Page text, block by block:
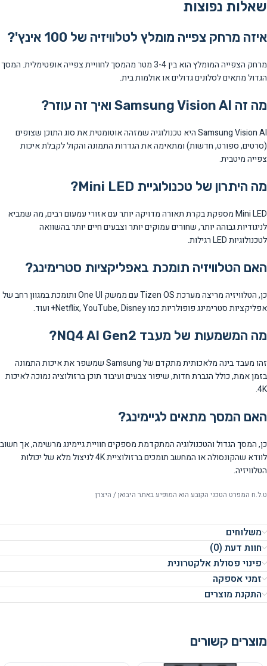
שאלות נפוצות
איזה מרחק צפייה מומלץ לטלוויזיה של 100 אינץ'?
מרחק הצפייה המומלץ הוא בין 3-4 מטר מהמסך לחוויית צפייה אופטימלית. המסך
הגדול מתאים לסלונים גדולים או אולמות בית.
מה זה Samsung Vision AI ואיך זה עוזר?
Samsung Vision AI היא טכנולוגיה שמזהה אוטומטית את סוג התוכן שצופים
(סרטים, ספורט, חדשות) ומתאימה את הגדרות התמונה והקול לקבלת איכות
צפייה מיטבית.
מה היתרון של טכנולוגיית Mini LED?
Mini LED מספקת בקרת תאורה מדויקה יותר עם אזורי עמעום רבים, מה שמביא
לניגודיות גבוהה יותר, שחורים עמוקים יותר וצבעים חיים יותר בהשוואה
לטכנולוגיות LED רגילות.
האם הטלוויזיה תומכת באפליקציות סטרימינג?
כן, הטלוויזיה מריצה מערכת Tizen OS עם ממשק One UI ותומכת במגוון רחב של
אפליקציות סטרימינג פופולריות כמו Netflix, YouTube, Disney+ ועוד.
מה המשמעות של מעבד NQ4 AI Gen2?
זהו מעבד בינה מלאכותית מתקדם של Samsung שמשפר את איכות התמונה
בזמן אמת, כולל הגברת חדות, שיפור צבעים ועיבוד תוכן ברזולוציה נמוכה לאיכות
4K.
האם המסך מתאים לגיימינג?
כן, המסך הגדול והטכנולוגיה המתקדמת מספקים חוויית גיימינג מרשימה, אך חשוב
לוודא שהקונסולה או המחשב תומכים ברזולוציית 4K לניצול מלא של יכולות
הטלוויזיה.
ט.ל.ח המפרט הטכני הקובע הוא המופיע באתר היבואן / היצרן
משלוחים
חוות דעת (0)
פינוי פסולת אלקטרונית
זמני אספקה
התקנת מוצרים
מוצרים קשורים